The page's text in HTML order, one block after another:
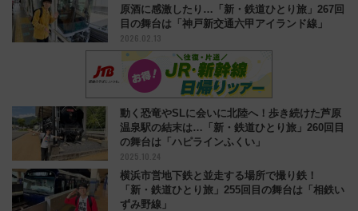
原酒に感激したり…「新・鉄道ひとり旅」267回
目の舞台は「神戸新交通六甲アイランド線」
2026.02.13
動く恐竜やSLに会いに北陸へ！歩き続けた芦原
温泉駅の結末は…「新・鉄道ひとり旅」260回目
の舞台は「ハピラインふくい」
2025.10.24
横浜市営地下鉄と並走する場所で撮り鉄！
「新・鉄道ひとり旅」255回目の舞台は「相鉄い
ずみ野線」